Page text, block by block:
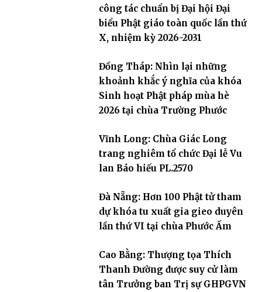
công tác chuẩn bị Đại hội Đại
biểu Phật giáo toàn quốc lần thứ
X, nhiệm kỳ 2026-2031
Đồng Tháp: Nhìn lại những
khoảnh khắc ý nghĩa của khóa
Sinh hoạt Phật pháp mùa hè
2026 tại chùa Trường Phước
Vĩnh Long: Chùa Giác Long
trang nghiêm tổ chức Đại lễ Vu
lan Báo hiếu PL.2570
Đà Nẵng: Hơn 100 Phật tử tham
dự khóa tu xuất gia gieo duyên
lần thứ VI tại chùa Phước Ấm
Cao Bằng: Thượng tọa Thích
Thanh Đường được suy cử làm
tân Trưởng ban Trị sự GHPGVN